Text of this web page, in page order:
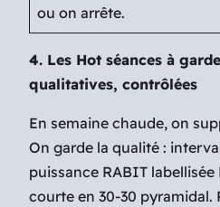
ou on arrête.
4. Les Hot séances à
qualitatives, contrôlées
En semaine chaude, on
On garde la qualité :
puissance RABIT
courte en 30-30 pyramidal.